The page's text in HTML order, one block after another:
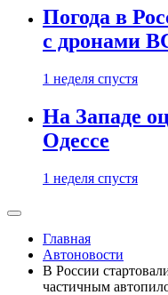
Погода в
с дронами
1 неделя спустя
На Западе
Одессе
1 неделя спустя
Главная
Автоновости
В России
частичным